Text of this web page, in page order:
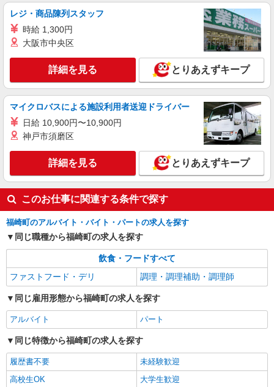
レジ・商品陳列スタッフ
時給 1,300円
大阪市中央区
詳細を見る とりあえずキープ
マイクロバスによる施設利用者送迎ドライバー
日給 10,900円〜10,900円
神戸市須磨区
詳細を見る とりあえずキープ
このお仕事に関連する条件で探す
福崎町のアルバイト・バイト・パートの求人を探す
同じ職種から福崎町の求人を探す
飲食・フードすべて
ファストフード・デリ
調理・調理補助・調理師
同じ雇用形態から福崎町の求人を探す
アルバイト パート
同じ特徴から福崎町の求人を探す
履歴書不要
未経験歓迎
高校生OK
大学生歓迎